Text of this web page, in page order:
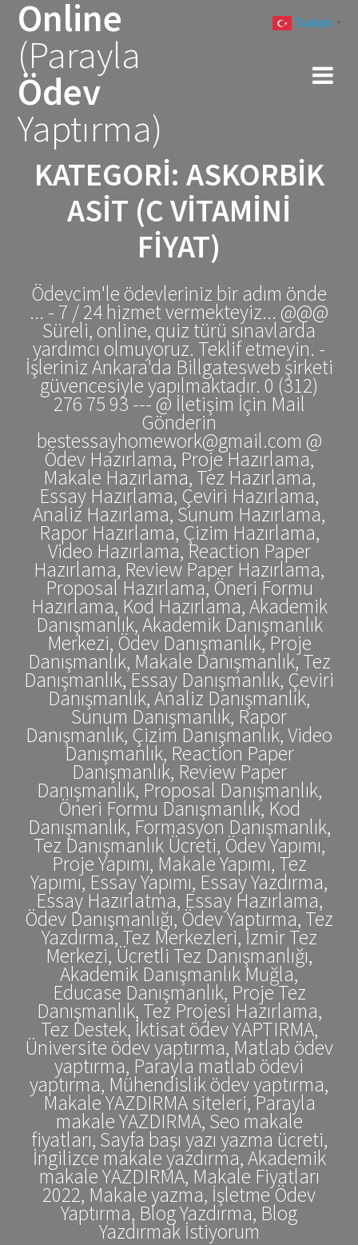
Online
(Parayla
Ödev
Yaptırma)
KATEGORI: ASKORBIK
ASIT (C VITAMINI
FIYAT)
Ödevcim'le ödevleriniz bir adım önde
... - 7 / 24 hizmet vermekteyiz... @@@
Süreli, online, quiz türü sınavlarda
yardımcı olmuyoruz. Teklif etmeyin. -
İşleriniz Ankara'da Billgatesweb şirketi
güvencesiyle yapılmaktadır. 0 (312)
276 75 93 --- @ İletişim İçin Mail
Gönderin
bestessayhomework@gmail.com @
Ödev Hazırlama, Proje Hazırlama,
Makale Hazırlama, Tez Hazırlama,
Essay Hazırlama, Çeviri Hazırlama,
Analiz Hazırlama, Sunum Hazırlama,
Rapor Hazırlama, Çizim Hazırlama,
Video Hazırlama, Reaction Paper
Hazırlama, Review Paper Hazırlama,
Proposal Hazırlama, Öneri Formu
Hazırlama, Kod Hazırlama, Akademik
Danışmanlık, Akademik Danışmanlık
Merkezi, Ödev Danışmanlık, Proje
Danışmanlık, Makale Danışmanlık, Tez
Danışmanlık, Essay Danışmanlık, Çeviri
Danışmanlık, Analiz Danışmanlık,
Sunum Danışmanlık, Rapor
Danışmanlık, Çizim Danışmanlık, Video
Danışmanlık, Reaction Paper
Danışmanlık, Review Paper
Danışmanlık, Proposal Danışmanlık,
Öneri Formu Danışmanlık, Kod
Danışmanlık, Formasyon Danışmanlık,
Tez Danışmanlık Ücreti, Ödev Yapımı,
Proje Yapımı, Makale Yapımı, Tez
Yapımı, Essay Yapımı, Essay Yazdırma,
Essay Hazırlatma, Essay Hazırlama,
Ödev Danışmanlığı, Ödev Yaptırma, Tez
Yazdırma, Tez Merkezleri, İzmir Tez
Merkezi, Ücretli Tez Danışmanlığı,
Akademik Danışmanlık Muğla,
Educase Danışmanlık, Proje Tez
Danışmanlık, Tez Projesi Hazırlama,
Tez Destek, İktisat ödev YAPTIRMA,
Üniversite ödev yaptırma, Matlab ödev
yaptırma, Parayla matlab ödevi
yaptırma, Mühendislik ödev yaptırma,
Makale YAZDIRMA siteleri, Parayla
makale YAZDIRMA, Seo makale
fiyatları, Sayfa başı yazı yazma ücreti,
İngilizce makale yazdırma, Akademik
makale YAZDIRMA, Makale Fiyatları
2022, Makale yazma, İşletme Ödev
Yaptırma, Blog Yazdırma, Blog
Yazdırmak İstiyorum
Turkish ▼